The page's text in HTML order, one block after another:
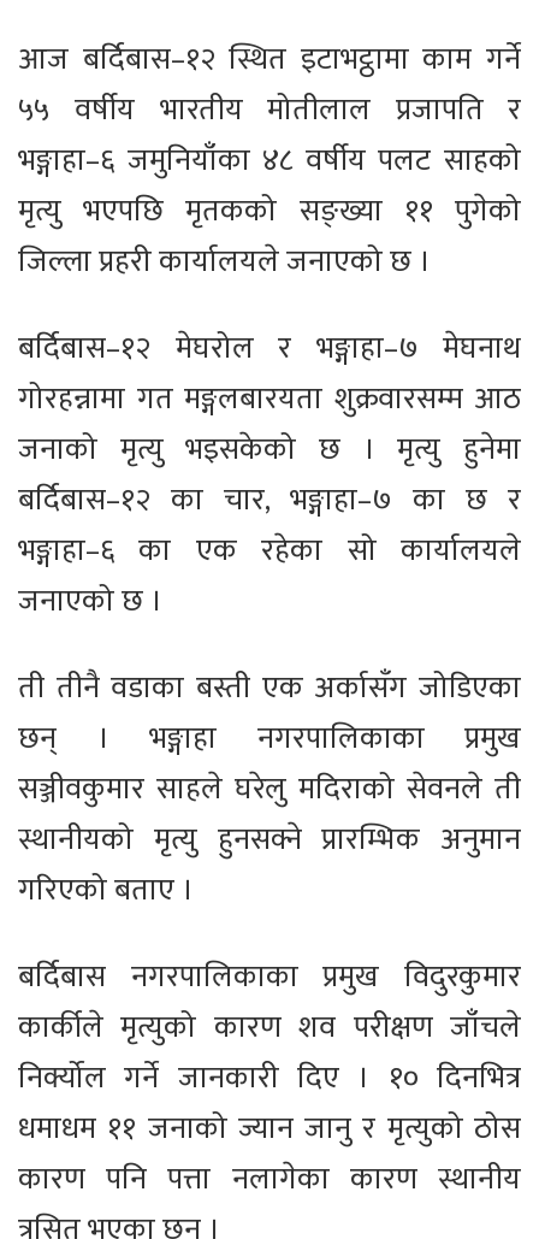
आज बर्दिबास–१२ स्थित इटाभट्ठामा काम गर्ने
५५ वर्षीय भारतीय मोतीलाल प्रजापति र
भङ्गाहा–६ जमुनियाँका ४८ वर्षीय पलट साहको
मृत्यु भएपछि मृतकको सङ्ख्या ११ पुगेको
जिल्ला प्रहरी कार्यालयले जनाएको छ ।
बर्दिबास–१२ मेघरोल र भङ्गाहा–७ मेघनाथ
गोरहन्नामा गत मङ्गलबारयता शुक्रवारसम्म आठ
जनाको मृत्यु भइसकेको छ । मृत्यु हुनेमा
बर्दिबास–१२ का चार, भङ्गाहा–७ का छ र
भङ्गाहा–६ का एक रहेका सो कार्यालयले
जनाएको छ ।
ती तीनै वडाका बस्ती एक अर्कासँग जोडिएका
छन् । भङ्गाहा नगरपालिकाका प्रमुख
सञ्जीवकुमार साहले घरेलु मदिराको सेवनले ती
स्थानीयको मृत्यु हुनसक्ने प्रारम्भिक अनुमान
गरिएको बताए ।
बर्दिबास नगरपालिकाका प्रमुख विदुरकुमार
कार्कीले मृत्युको कारण शव परीक्षण जाँचले
निर्क्योल गर्ने जानकारी दिए । १० दिनभित्र
धमाधम ११ जनाको ज्यान जानु र मृत्युको ठोस
कारण पनि पत्ता नलागेका कारण स्थानीय